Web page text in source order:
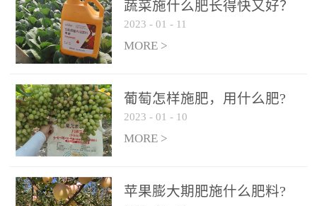
合大量元素水溶肥一起使
用，促使果实膨大，果肉
饱满，品质好，果、枝健
后期∶冲施、滴灌2.5-5kg/
亩/次配合大量元素水溶肥
一起使用，果实转色均
匀，口感好，糖度提高，
预防枝叶早衰。5、叶面喷
施︰浓度800-1500倍（1-
合大量元素水溶肥一起使
后期∶冲施、滴灌2.5-5kg/
亩/次配合大量元素水溶肥
施︰浓度800-1500倍（1-
蔬菜施什么肥长得快又好？
2023 - 01 - 11
MORE >
葡萄怎样施肥，用什么肥?
2023 - 01 - 10
MORE >
苹果膨大期肥施什么肥料?